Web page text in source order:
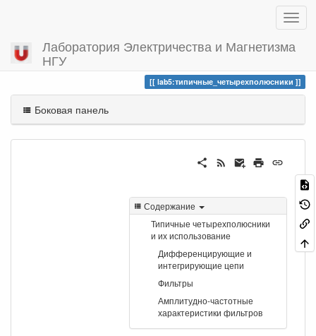
Лаборатория Электричества и Магнетизма
НГУ
Вы посетили
lab5:типичные_четырехполюсники
Боковая панель
Содержание
Типичные четырехполюсники
и их использование
Дифференцирующие и
интегрирующие цепи
Фильтры
Амплитудно-частотные
характеристики фильтров